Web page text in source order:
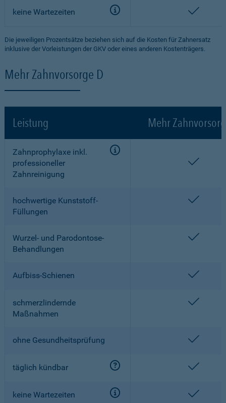
keine Wartezeiten
Die jeweiligen Prozentsätze beziehen sich auf die Kosten für Zahnersatz
inklusive der Vorleistungen der GKV oder eines anderen Kostenträgers.
Mehr Zahnvorsorge D
Leistung Mehr
Zahnprophylaxe inkl.
professioneller
Zahnreinigung
hochwertige Kunststoff-
Füllungen
Wurzel- und Parodontose-
Behandlungen
Aufbiss-Schienen
schmerzlindernde
Maßnahmen
ohne Gesundheitsprüfung
täglich kündbar
keine Wartezeiten